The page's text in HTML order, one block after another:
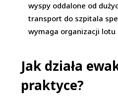
wyspy oddalone od
transport do szpitala
wymaga organizacji lotu
Jak działa
praktyce?